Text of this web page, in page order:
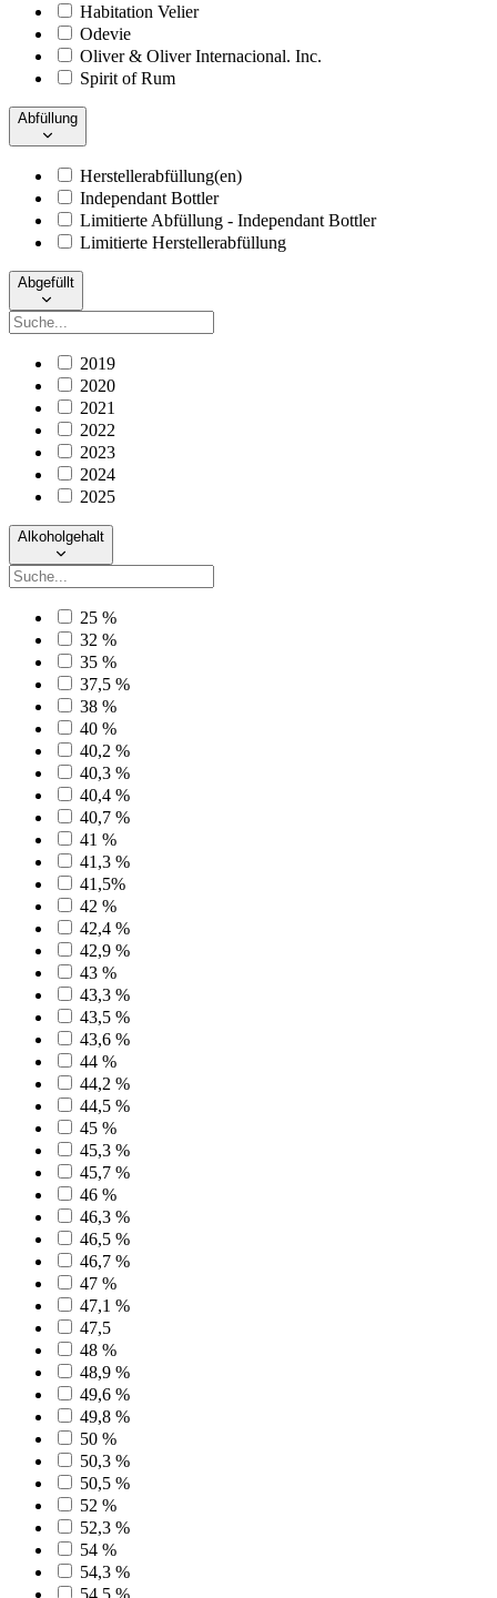
Habitation Velier
Odevie
Oliver & Oliver Internacional. Inc.
Spirit of Rum
Abfüllung
Herstellerabfüllung(en)
Independant Bottler
Limitierte Abfüllung - Independant Bottler
Limitierte Herstellerabfüllung
Abgefüllt
2019
2020
2021
2022
2023
2024
2025
Alkoholgehalt
25 %
32 %
35 %
37,5 %
38 %
40 %
40,2 %
40,3 %
40,4 %
40,7 %
41 %
41,3 %
41,5%
42 %
42,4 %
42,9 %
43 %
43,3 %
43,5 %
43,6 %
44 %
44,2 %
44,5 %
45 %
45,3 %
45,7 %
46 %
46,3 %
46,5 %
46,7 %
47 %
47,1 %
47,5
48 %
48,9 %
49,6 %
49,8 %
50 %
50,3 %
50,5 %
52 %
52,3 %
54 %
54,3 %
54,5 %